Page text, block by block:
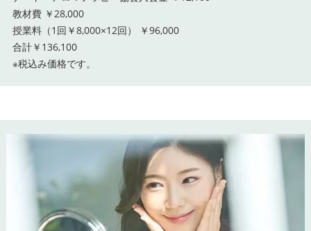
教材費 ￥28,000
授業料（1回￥8,000×12回） ￥96,000
合計￥136,100
※税込み価格です。